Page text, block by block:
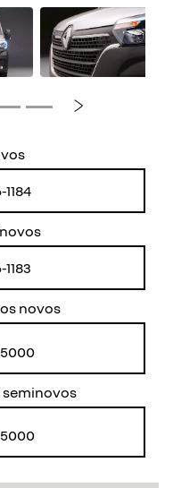
Próximo
1184
1183
novos
5000
5000